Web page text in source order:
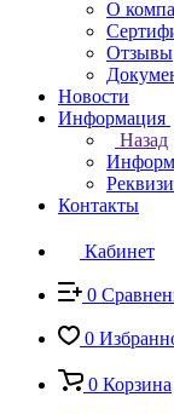
О
Отзывы
Новости
Информация
Назад
Контакты
Кабинет
0
0
0 Корзина